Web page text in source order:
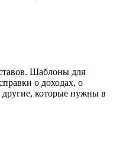
Шаблоны для
о доходах, о
которые нужны в